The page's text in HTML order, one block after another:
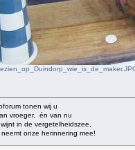
tonen wij u
vroeger, én van nu
in de vergetelheidszee,
onze herinnering mee!